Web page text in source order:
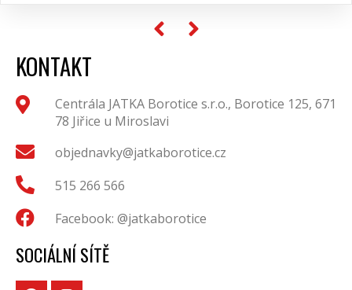
KONTAKT
Centrála JATKA Borotice s.r.o., Borotice 125, 671
78 Jiřice u Miroslavi
objednavky@jatkaborotice.cz
515 266 566
Facebook: @jatkaborotice
SOCIÁLNÍ SÍTĚ